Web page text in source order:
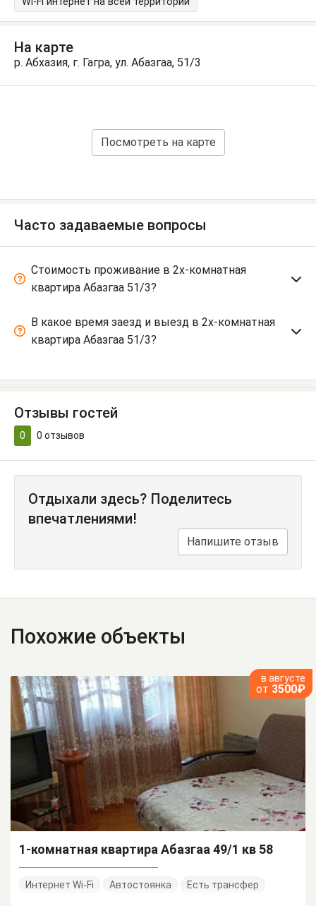
На карте
р. Абхазия, г. Гагра, ул. Абазгаа, 51/3
Посмотреть на карте
Часто задаваемые вопросы
Стоимость проживание в 2х-комнатная
квартира Абазгаа 51/3?
В какое время заезд и выезд в 2х-комнатная
квартира Абазгаа 51/3?
Отзывы гостей
0 0 отзывов
Отдыхали здесь? Поделитесь
впечатлениями!
Напишите отзыв
Похожие объекты
в августе
от 3500₽
1-комнатная квартира Абазгаа 49/1 кв 58
Интернет Wi-Fi Автостоянка Есть трансфер